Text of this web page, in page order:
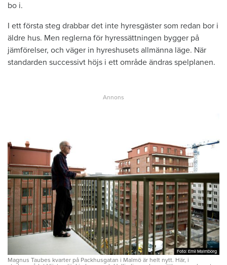
bo i.
I ett första steg drabbar det inte hyresgäster som redan bor i
äldre hus. Men reglerna för hyressättningen bygger på
jämförelser, och väger in hyreshusets allmänna läge. När
standarden successivt höjs i ett område ändras spelplanen.
Foto: Emil Malmborg
Foto: Emil Malmborg
Magnus Taubes kvarter på Packhusgatan i Malmö är helt nytt. Här, i